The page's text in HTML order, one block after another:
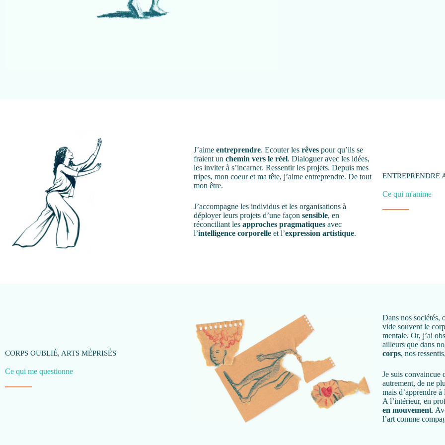
J’aime entreprendre. Ecouter les rêvespour qu’ils se
fraient un chemin vers le réel. Dialoguer avec les idées,
les inviter à s’incarner. Ressentir les projets. Depuis mes
tripes, mon coeur et ma tête, j’aime entreprendre. De tout
mon être.
J’accompagne les individus et les organisations à
déployer leurs projets d’une façon sensible, en
réconciliant lesapproches pragmatiques avec
l’intelligence corporelleet l’expression artistique.
ENTREPRENDRE
Ce qui m'anime
CORPS OUBLIÉ, ARTS MÉPRISÉS
Ce qui me questionne
Dans nos sociétés,
vide souvent le
mentale. Or, j’ai
ailleurs que dans
corps, nos
Je suis convaincue
autrement, de ne
mais d’apprendre
A l’intérieur, en
en mouvement.
l’art comme